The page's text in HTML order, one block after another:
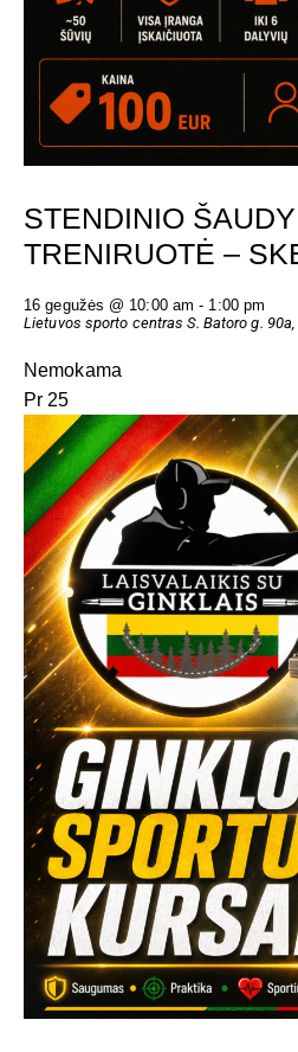
STENDINIO
TRENIRUOTĖ –
16 gegužės @ 10:00 am - 1:00 pm
Lietuvos sporto centrasS. Batoro g.
Nemokama
Pr 25